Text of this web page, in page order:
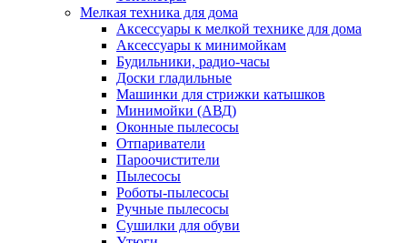
Мелкая техника для дома
Аксессуары к мелкой технике для дома
Аксессуары к минимойкам
Будильники, радио-часы
Доски гладильные
Машинки для стрижки катышков
Минимойки (АВД)
Оконные пылесосы
Отпариватели
Пароочистители
Пылесосы
Роботы-пылесосы
Ручные пылесосы
Сушилки для обуви